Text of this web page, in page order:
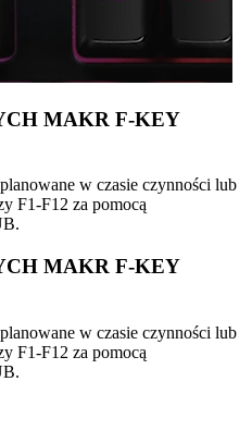
MAKR F-KEY
w czasie czynności lub
F1-F12 za pomocą
MAKR F-KEY
w czasie czynności lub
F1-F12 za pomocą